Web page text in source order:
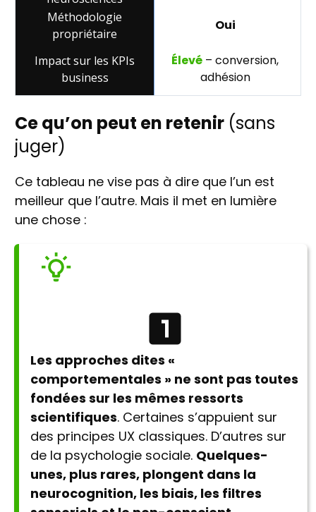
Oui
Élevé – conversion,
adhésion
Ce qu’on peut en retenir (sans
juger)
Ce tableau ne vise pas à dire que l’un est
meilleur que l’autre. Mais il met en lumière
une chose :
Les approches dites «
comportementales » ne sont pas toutes
fondées sur les mêmes ressorts
scientifiques. Certaines s’appuient sur
des principes UX classiques. D’autres sur
de la psychologie sociale. Quelques-
unes, plus rares, plongent dans la
neurocognition, les biais, les filtres